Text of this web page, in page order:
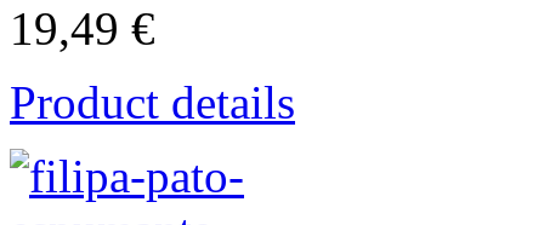
19,49 €
Product details